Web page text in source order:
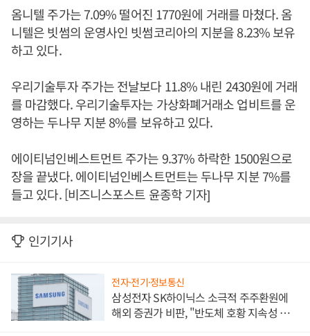
옴니텔 주가는 7.09% 떨어진 1770원에 거래를 마쳤다. 옴
니텔은 빗썸의 운영사인 빗썸코리아의 지분을 8.23% 보유
하고 있다.
우리기술투자 주가는 전날보다 11.8% 내린 2430원에 거래
를 마감했다. 우리기술투자는 가상화폐거래소 업비트를 운
영하는 두나무 지분 8%를 보유하고 있다.
에이티넘인베스트먼트 주가는 9.37% 하락한 1500원으로
장을 끝냈다. 에이티넘인베스트먼트는 두나무 지분 7%를
들고 있다. [비즈니스포스트 윤종학 기자]
인기기사
전자·전기·정보통신
삼성전자 SK하이닉스 소극적 주주환원에
해외 증권가 비판, "반도체 호황 지속성 의